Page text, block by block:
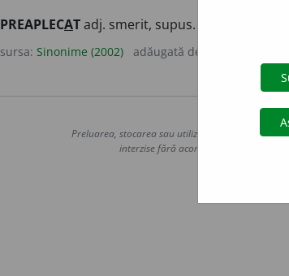
PREAPLECATadj. smerit, supus. (~ul
sursa: Sinonime (2002) adăugată de
Preluarea, stocarea sau utilizarea datelor de pe
interzise fără acordul nostru prealabil